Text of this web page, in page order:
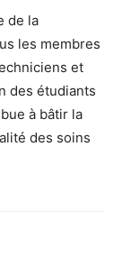
de la
les membres
et
des étudiants
à bâtir la
des soins